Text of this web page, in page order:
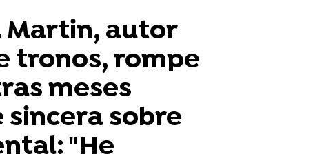
Martin, autor
tronos, rompe
meses
sincera sobre
"He